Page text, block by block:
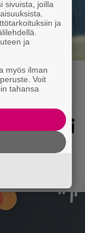
– sai
sivuista, joilla
ja
ja
myös ilman
Voit
tahansa